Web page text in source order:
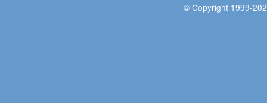
© Copyright 1999-